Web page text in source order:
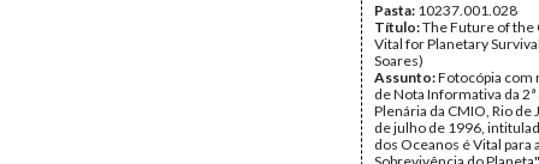
Pasta: 10237.001.028
Título:The Future of the
Vital for Planetary
Soares)
Assunto:Fotocópia com
de Nota Informativa da 2ª
Plenária da CMIO, Rio de
de julho de 1996,
dos Oceanos é Vital para